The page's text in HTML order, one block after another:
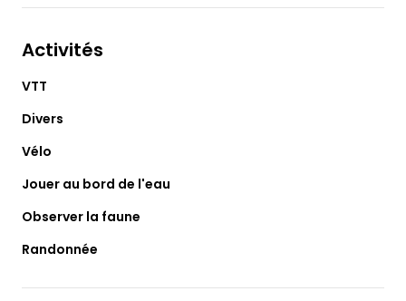
Activités
VTT
Divers
Vélo
Jouer au bord de l'eau
Observer la faune
Randonnée